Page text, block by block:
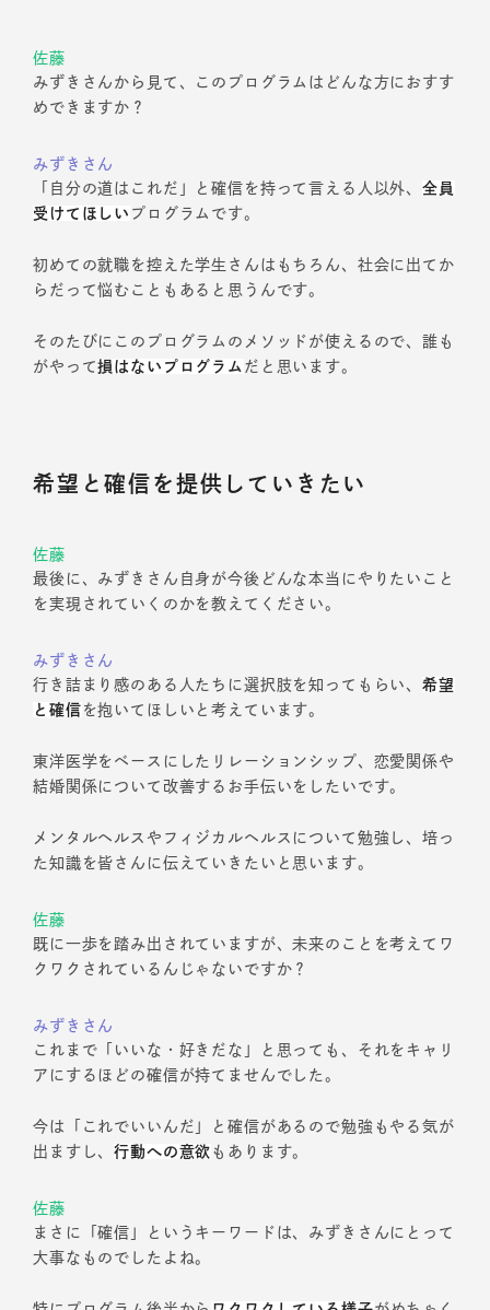
佐藤
みずきさんから見て、このプログラムはどんな方におすす
めできますか？
みずきさん
「自分の道はこれだ」と確信を持って言える人以外、全員
受けてほしい プログラムです。
初めての就職を控えた学生さんはもちろん、社会に出てか
らだって悩むこともあると思うんです。
そのたびにこのプログラムのメソッドが使えるので、誰も
がやって損はないプログラム だと思います。
希望と確信を提供していきたい
佐藤
最後に、みずきさん自身が今後どんな本当にやりたいこと
を実現されていくのかを教えてください。
みずきさん
行き詰まり感のある人たちに選択肢を知ってもらい、希望
と確信 を抱いてほしいと考えています。
東洋医学をベースにしたリレーションシップ、恋愛関係や
結婚関係について改善するお手伝いをしたいです。
メンタルヘルスやフィジカルヘルスについて勉強し、培っ
た知識を皆さんに伝えていきたいと思います。
佐藤
既に一歩を踏み出されていますが、未来のことを考えてワ
クワクされているんじゃないですか？
みずきさん
これまで「いいな・好きだな」と思っても、それをキャリ
アにするほどの確信が持てませんでした。
今は「これでいいんだ」と確信があるので勉強もやる気が
出ますし、行動への意欲 もあります。
佐藤
まさに「確信」というキーワードは、みずきさんにとって
大事なものでしたよね。